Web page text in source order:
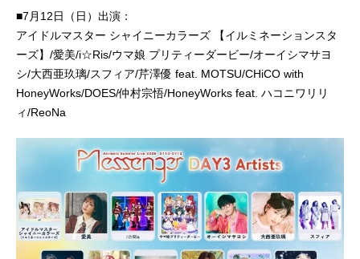
■7月12日（日）出演：
アイドルマスター シャイニーカラーズ 【イルミネーションスタ
ーズ】/愛美/i☆Ris/ウマ娘 プリティーダービー/オーイシマサヨ
シ/大西亜玖璃/スフィア/芹澤優 feat. MOTSU/CHiCO with
HoneyWorks/DOES/仲村宗悟/HoneyWorks feat. ハコニワリリ
ィ/ReoNa